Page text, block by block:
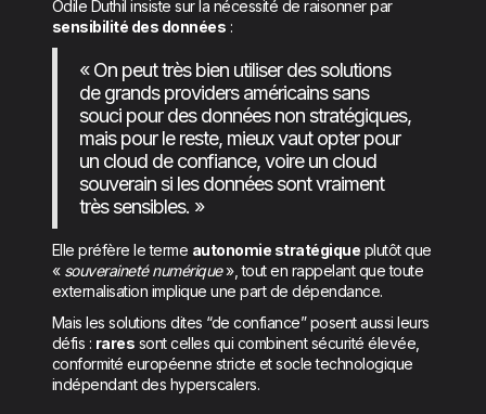
Odile Duthil insiste sur la nécessité de raisonner par
sensibilité des données :
« On peut très bien utiliser des solutions
de grands providers américains sans
souci pour des données non stratégiques,
mais pour le reste, mieux vaut opter pour
un cloud de confiance, voire un cloud
souverain si les données sont vraiment
très sensibles. »
Elle préfère le terme autonomie stratégique plutôt que
« souveraineté numérique», tout en rappelant que toute
externalisation implique une part de dépendance.
Mais les solutions dites “de confiance” posent aussi leurs
défis : rares sont celles qui combinent sécurité élevée,
conformité européenne stricte et socle technologique
indépendant des hyperscalers.